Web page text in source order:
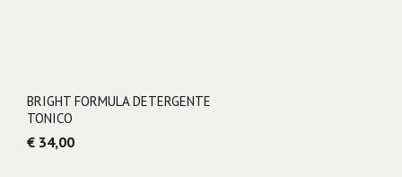
BRIGHT FORMULA DETERGENTE
TONICO
€ 34,00